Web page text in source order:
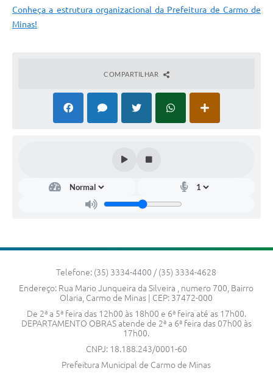
Conheça a estrutura organizacional da Prefeitura de Carmo de
Minas!
COMPARTILHAR
Telefone: (35) 3334-4400 / (35) 3334-4628
Endereço: Rua Mario Junqueira da Silveira , numero 700, Bairro
Olaria, Carmo de Minas | CEP: 37472-000
De 2ª a 5ª feira das 12h00 às 18h00 e 6ª feira até as 17h00.
DEPARTAMENTO OBRAS atende de 2ª a 6ª feira das 07h00 às
17h00.
CNPJ: 18.188.243/0001-60
Prefeitura Municipal de Carmo de Minas